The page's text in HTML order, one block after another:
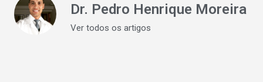
Dr. Pedro Henrique Moreira
Ver todos os artigos